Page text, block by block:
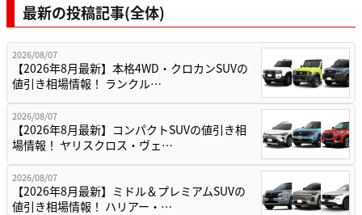
最新の投稿記事(全体)
2026/08/07
【2026年8月最新】本格4WD・クロカンSUVの
値引き相場情報！ ランクル…
2026/08/07
【2026年8月最新】コンパクトSUVの値引き相
場情報！ ヤリスクロス・ヴェ…
2026/08/07
【2026年8月最新】ミドル＆プレミアムSUVの
値引き相場情報！ ハリアー・…